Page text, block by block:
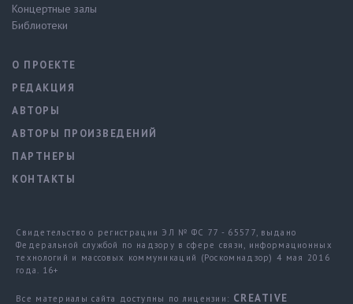
Концертные залы
Библиотеки
О ПРОЕКТЕ
РЕДАКЦИЯ
АВТОРЫ
АВТОРЫ ПРОИЗВЕДЕНИЙ
ПАРТНЕРЫ
КОНТАКТЫ
Свидетельство о регистрации ЭЛ № ФС 77 - 65577, выдано
Федеральной службой по надзору в сфере связи, информационных
технологий и массовых коммуникаций (Роскомнадзор) 4 мая 2016
года. 16+
Все материалы сайта доступны по лицензии: CREATIVE